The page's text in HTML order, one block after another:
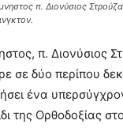
π. Διονύσιος
π. Διονύσιος
σε δύο περίπου
ένα
της Ορθοδοξίας